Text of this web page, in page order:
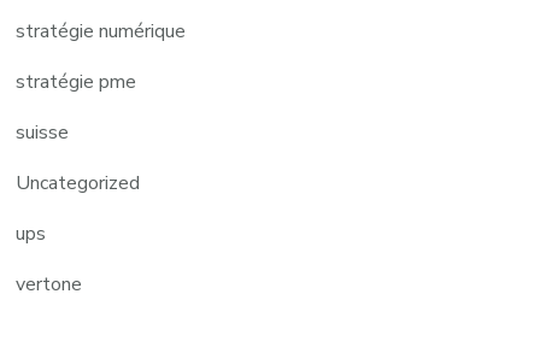
stratégie numérique
stratégie pme
suisse
Uncategorized
ups
vertone